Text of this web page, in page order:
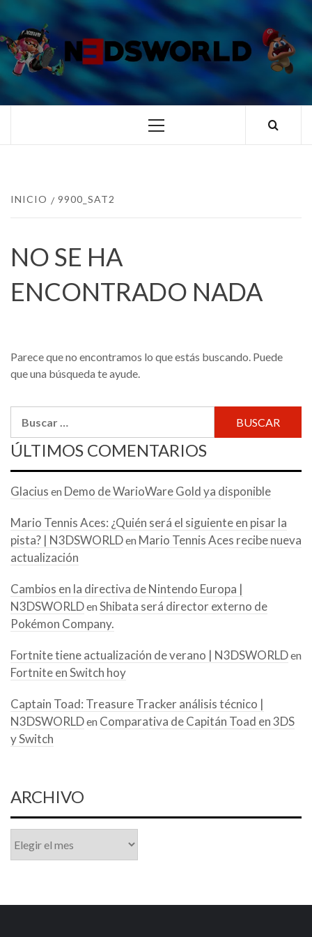
al
contenido
TUS ESPECIALISTAS EN NINTENDO
Menú
INICIO 9900_SAT2
NO SE HA
ENCONTRADO NADA
Parece que no encontramos lo que estás buscando. Puede
que una búsqueda te ayude.
ÚLTIMOS COMENTARIOS
Glacius en Demo de WarioWare Gold ya disponible
Mario Tennis Aces: ¿Quién será el siguiente en pisar la
pista? | N3DSWORLDen Mario Tennis Aces recibe nueva
actualización
Cambios en la directiva de Nintendo Europa |
N3DSWORLDen Shibata será director externo de
Pokémon Company.
Fortnite tiene actualización de verano | N3DSWORLDen
Fortnite en Switch hoy
Captain Toad: Treasure Tracker análisis técnico |
N3DSWORLDen Comparativa de Capitán Toad en 3DS
y Switch
ARCHIVO